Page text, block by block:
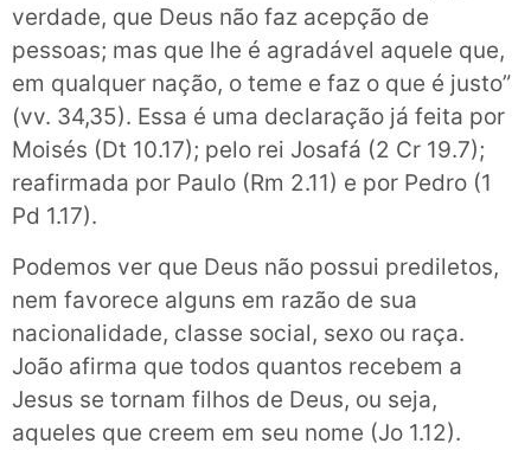
verdade, que Deus não faz acepção de
pessoas; mas que lhe é agradável aquele que,
em qualquer nação, o teme e faz o que é justo”
(vv. 34,35). Essa é uma declaração já feita por
Moisés (Dt 10.17); pelo rei Josafá (2 Cr 19.7);
reafirmada por Paulo (Rm 2.11) e por Pedro (1
Pd 1.17).
Podemos ver que Deus não possui prediletos,
nem favorece alguns em razão de sua
nacionalidade, classe social, sexo ou raça.
João afirma que todos quantos recebem a
Jesus se tornam filhos de Deus, ou seja,
aqueles que creem em seu nome (Jo 1.12).